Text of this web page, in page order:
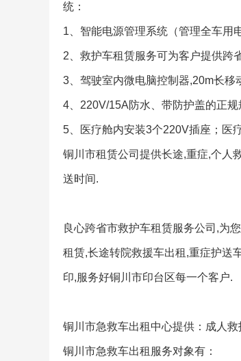
统：
1、智能电源管理系统（管理全车用
2、救护车租赁服务可为客户提供跨
3、驾驶室内微电脑控制器,20m长
4、220V/15A防水、带防护盖的正
5、医疗舱内安装3个220V插座；医
铜川市租赁公司提供长途,重症,个人
送时间.
良心跨省市救护车租赁服务公司,为
租赁,长途转院救援车出租,重症护送
印,服务好铜川市印台区每一个客户.
铜川市急救车出租中心提供：成人
铜川市急救车出租服务对象有：